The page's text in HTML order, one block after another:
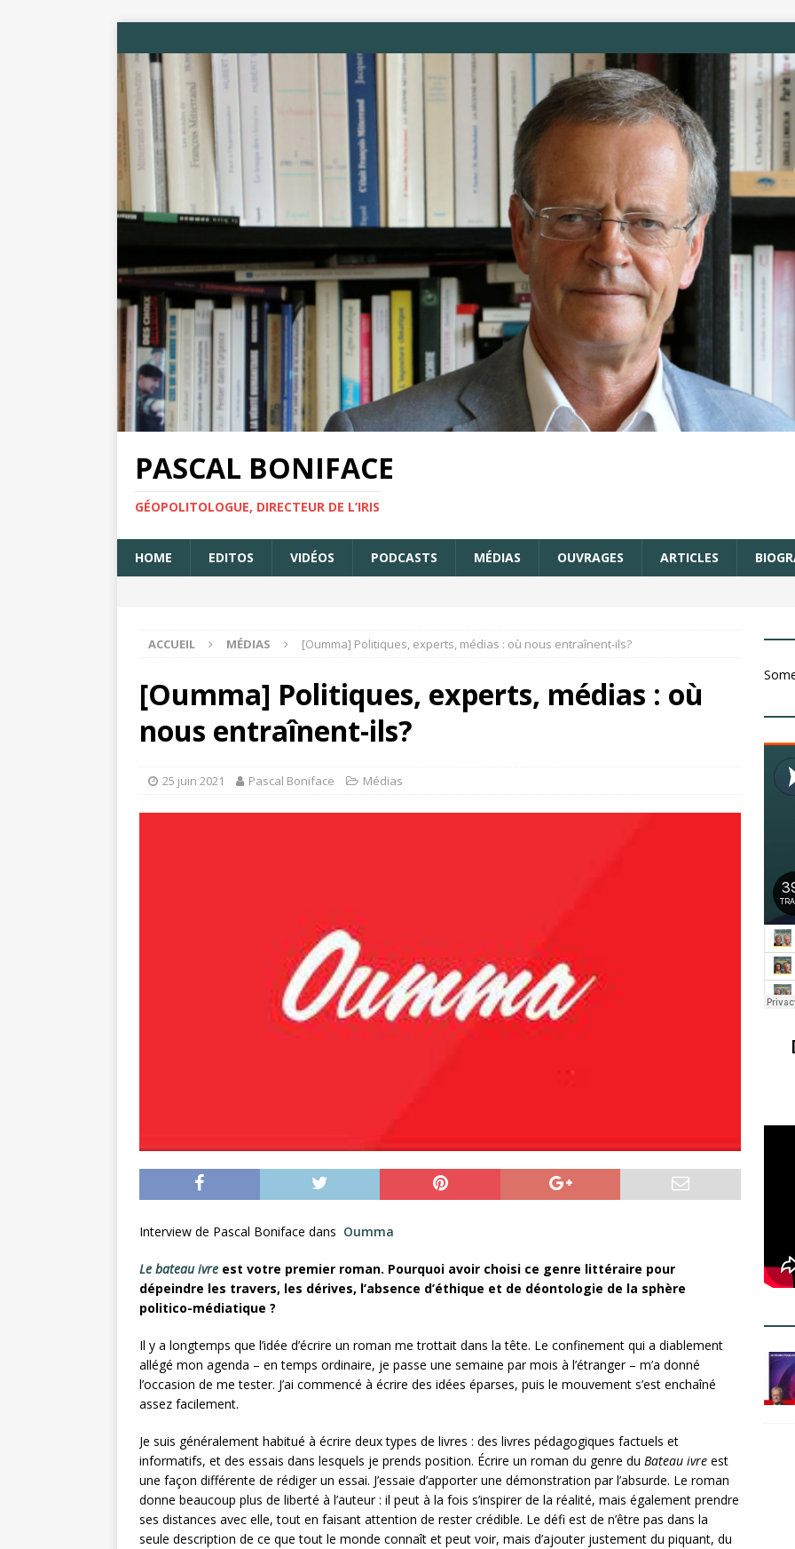
PASCAL BONIFACE
GÉOPOLITOLOGUE, DIRECTEUR DE L’IRIS
HOME EDITOS VIDÉOS PODCASTS MÉDIAS OUVRAGES ARTICLES
ACCUEIL MÉDIAS [Oumma] Politiques, experts, médias : où nous entraînent-ils?
[Oumma] Politiques, experts, médias : où
nous entraînent-ils?
25 juin 2021 Pascal Boniface Médias
Interview de Pascal Boniface dans Oumma
Le bateau ivre est votre premier roman. Pourquoi avoir choisi ce genre littéraire pour
dépeindre les travers, les dérives, l’absence d’éthique et de déontologie de la sphère
politico-médiatique ?
Il y a longtemps que l’idée d’écrire un roman me trottait dans la tête. Le confinement qui a diablement
allégé mon agenda – en temps ordinaire, je passe une semaine par mois à l’étranger – m’a donné
l’occasion de me tester. J’ai commencé à écrire des idées éparses, puis le mouvement s’est enchaîné
assez facilement.
Je suis généralement habitué à écrire deux types de livres : des livres pédagogiques factuels et
informatifs, et des essais dans lesquels je prends position. Écrire un roman du genre du Bateau ivre est
une façon différente de rédiger un essai. J’essaie d’apporter une démonstration par l’absurde. Le roman
donne beaucoup plus de liberté à l’auteur : il peut à la fois s’inspirer de la réalité, mais également prendre
ses distances avec elle, tout en faisant attention de rester crédible. Le défi est de n’être pas dans la
seule description de ce que tout le monde connaît et peut voir, mais d’ajouter justement du piquant, du